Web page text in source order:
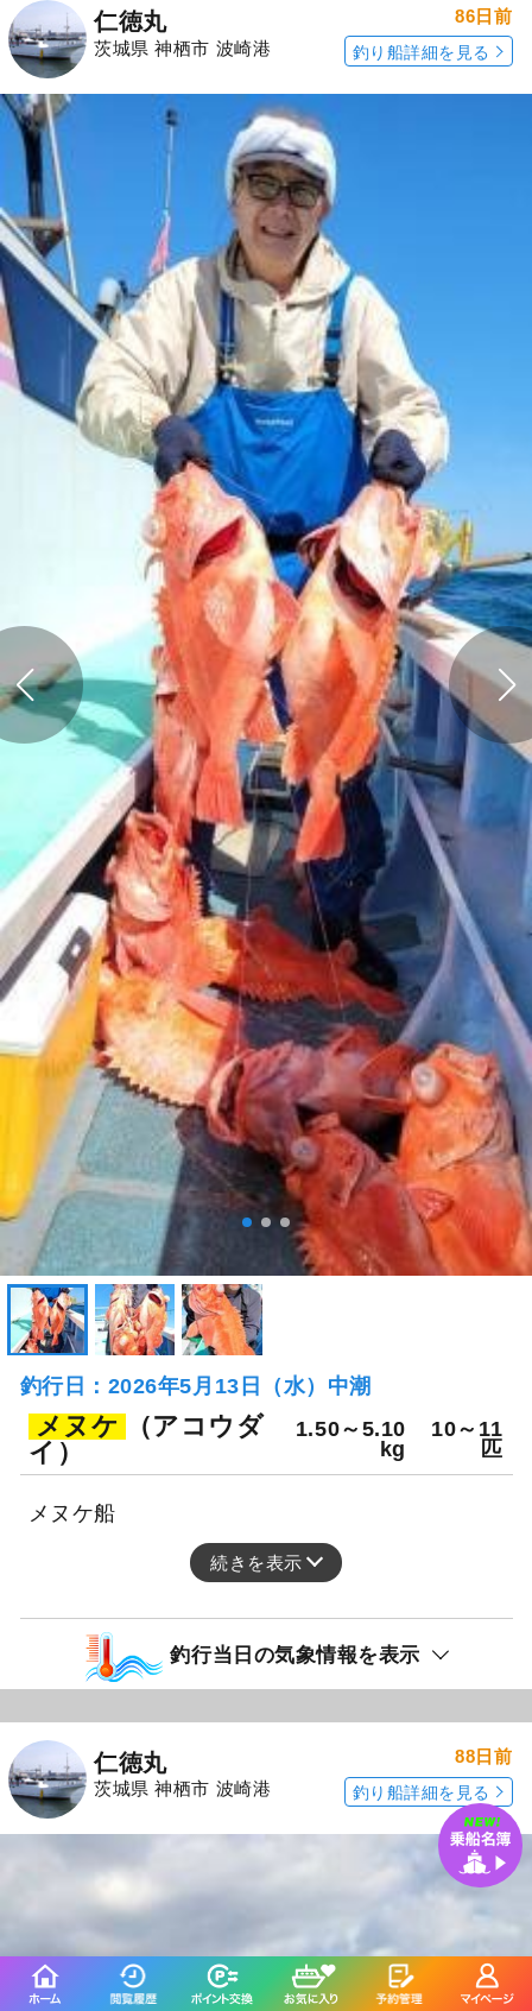
仁徳丸
茨城県 神栖市 波崎港
86日前
釣り船詳細を見る
釣行日：2026年5月13日（水）中潮
メヌケ
（アコウダ
イ）
1.50～5.10
kg
10～11
匹
メヌケ船
続きを表示
釣行当日の気象情報を表示
仁徳丸
茨城県 神栖市 波崎港
88日前
釣り船詳細を見る